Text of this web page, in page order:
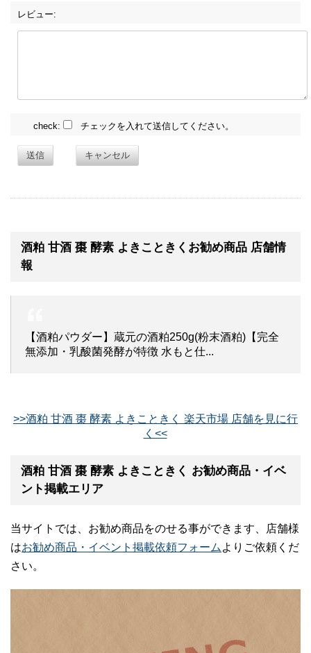
レビュー:
check: チェックを入れて送信してください。
送信 キャンセル
酒粕 甘酒 棗 酵素 よきこときくお勧め商品 店舗情
報
【酒粕パウダー】蔵元の酒粕250g(粉末酒粕)【完全
無添加・乳酸菌発酵が特徴 水もと仕...
>>酒粕 甘酒 棗 酵素 よきこときく 楽天市場 店舗を見に行
く<<
酒粕 甘酒 棗 酵素 よきこときく お勧め商品・イベ
ント掲載エリア
当サイトでは、お勧め商品をのせる事ができます、店舗様
はお勧め商品・イベント掲載依頼フォーム よりご依頼くだ
さい。